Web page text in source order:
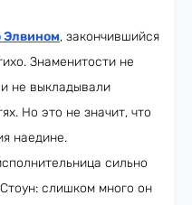
, закончившийся
Знаменитости не
не выкладывали
Но это не значит, что
наедине.
сильно
слишком много он